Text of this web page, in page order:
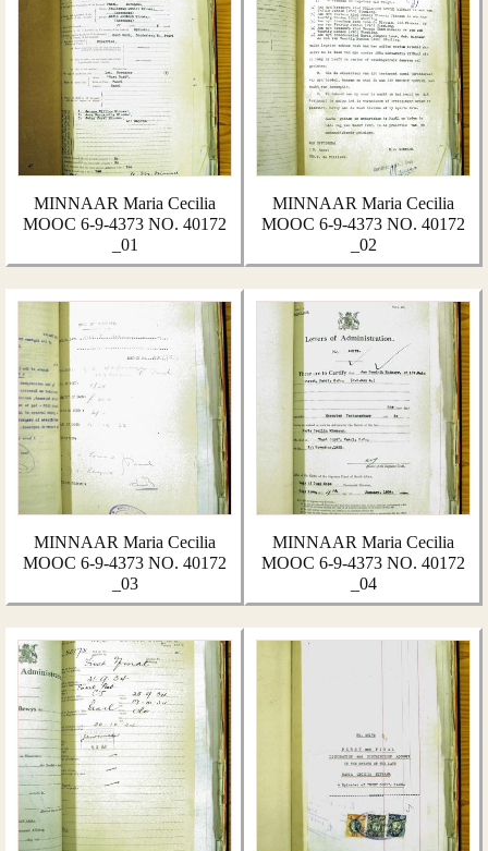
MINNAAR Maria Cecilia
MOOC 6-9-4373 NO. 40172
_01
MINNAAR Maria Cecilia
MOOC 6-9-4373 NO. 40172
_02
MINNAAR Maria Cecilia
MOOC 6-9-4373 NO. 40172
_03
MINNAAR Maria Cecilia
MOOC 6-9-4373 NO. 40172
_04